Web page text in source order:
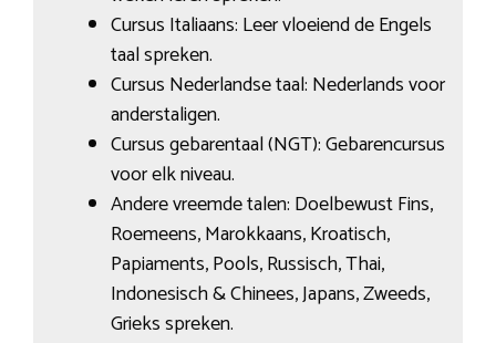
Cursus Italiaans: Leer vloeiend de Engels
taal spreken.
Cursus Nederlandse taal: Nederlands voor
anderstaligen.
Cursus gebarentaal (NGT): Gebarencursus
voor elk niveau.
Andere vreemde talen: Doelbewust Fins,
Roemeens, Marokkaans, Kroatisch,
Papiaments, Pools, Russisch, Thai,
Indonesisch & Chinees, Japans, Zweeds,
Grieks spreken.